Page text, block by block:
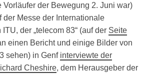
Vorläufer der Bewegung 2. Juni war)
der Messe der Internationale
der „telecom 83“ (auf der Seite
einen Bericht und einige Bilder von
sehen) in Genf interviewte der
Cheshire, dem Herausgeber der